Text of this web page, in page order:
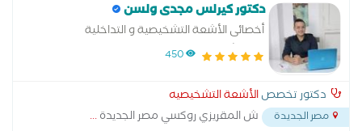
دكتور كيرلس مجدى ولسن
أخصائى الأشعة التشخيصية و التداخلية
بمستشفيات القوات المسلحة
450
دكتور تخصصالأشعة التشخيصيه
مصر الجديدة ش المقريزي روكسي مصر الجديدة...